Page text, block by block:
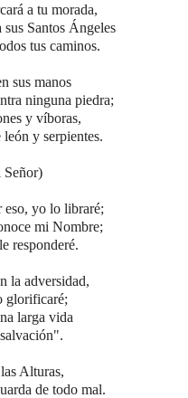
a tu morada,
Santos Ángeles
tus caminos.
sus manos
ninguna piedra;
y víboras,
león y serpientes.
Señor)
eso, yo lo libraré;
mi Nombre;
responderé.
la adversidad,
glorificaré;
larga vida
Alturas,
de todo mal.